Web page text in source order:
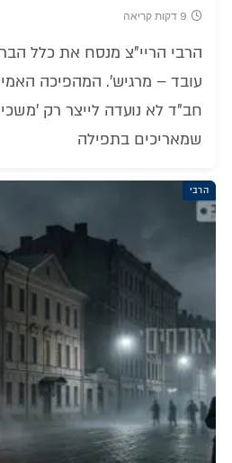
9 דקות קריאה
הרבי הריי"צ מנסח את כלל
עובד – מרגיש'. המהפיכה
חב"ד לא נועדה לייצר רק
שמאריכים בתפילה
הרבי